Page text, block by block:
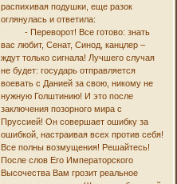
распихивая подушки, еще разок
оглянулась и ответила:
- Переворот! Все готово: знать
вас любит, Сенат, Синод, канцлер –
ждут только сигнала! Лучшего случая
не будет: государь отправляется
воевать с Данией за свою, никому не
нужную Голштинию! И это после
заключения позорного мира с
Пруссией! Он совершает ошибку за
ошибкой, настраивая всех против себя!
Все полны возмущения! Решайтесь!
После слов Его Императорского
Высочества Вам грозит реальное